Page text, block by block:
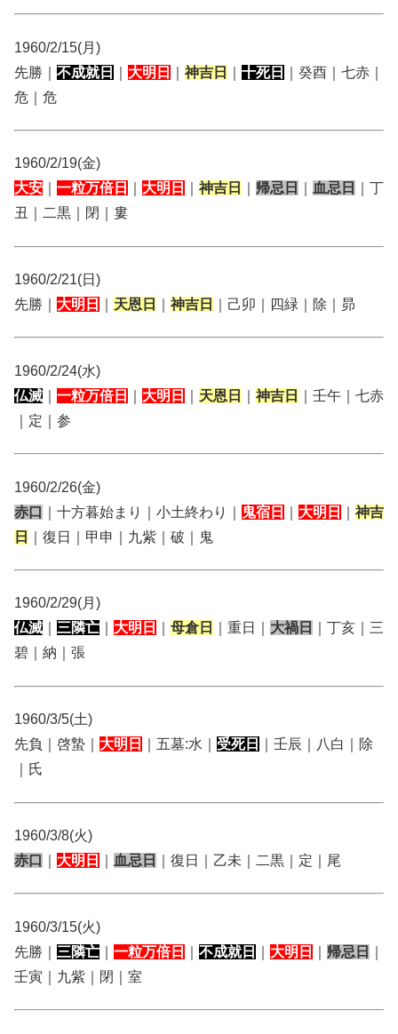
1960/2/15(月)
先勝｜ 不成就日 大明日 神吉日 十死日
｜癸酉｜七赤｜
危｜危
1960/2/19(金)
大安
一粒万倍日 大明日 神吉日 帰忌日 血忌日
｜丁
丑｜二黒｜閉｜婁
1960/2/21(日)
先勝｜ 大明日 天恩日 神吉日 ｜己卯｜四緑｜除｜昴
1960/2/24(水)
仏滅
一粒万倍日 大明日 天恩日 神吉日
｜壬午｜七赤
｜定｜参
1960/2/26(金)
赤口
｜十方暮始まり｜小土終わり｜ 鬼宿日 大明日
神吉
日
｜復日｜甲申｜九紫｜破｜鬼
1960/2/29(月)
仏滅
三隣亡 大明日 母倉日 ｜重日｜ 大禍日
｜丁亥｜三
碧｜納｜張
1960/3/5(土)
先負｜啓蟄｜ 大明日 ｜五墓:水｜ 受死日
｜壬辰｜八白｜除
｜氏
1960/3/8(火)
赤口
大明日 血忌日 ｜復日｜乙未｜二黒｜定｜尾
1960/3/15(火)
先勝｜ 三隣亡 一粒万倍日 不成就日 大明日 帰忌日
壬寅｜九紫｜閉｜室